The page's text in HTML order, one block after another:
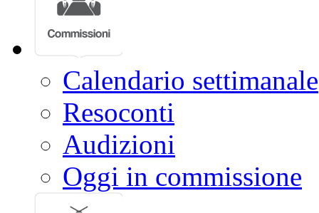
Calendario settimanale
Resoconti
Audizioni
Oggi in commissione